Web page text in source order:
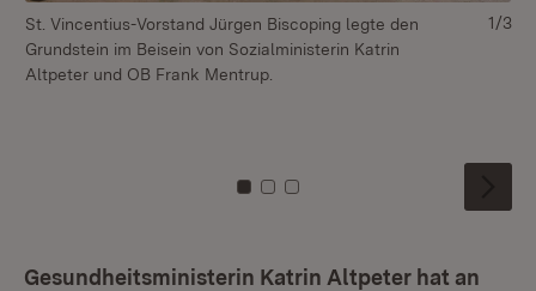
St. Vincentius-Vorstand Jürgen Biscoping legte den
Grundstein im Beisein von Sozialministerin Katrin
Altpeter und OB Frank Mentrup.
Zu Kachel: 0
Zu Kachel: 1
Zu Kachel: 2
1/3
Gesundheitsministerin Katrin Altpeter hat an